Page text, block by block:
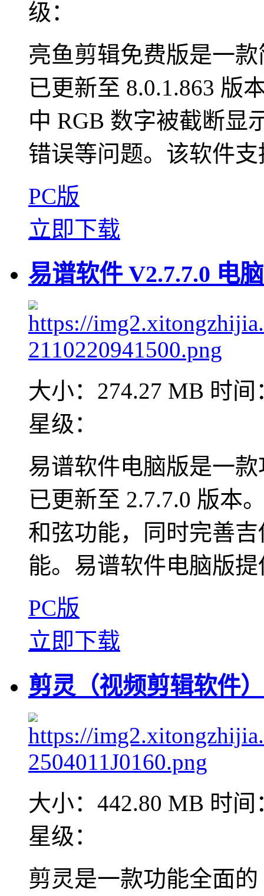
级：
亮鱼剪辑免费版是一
已更新至 8.0.1.863 版
中 RGB 数字被截断显
错误等问题。该软件
PC版
立即下载
易谱软件 V2.7.7.0 电
大小：274.27 MB 时间
星级：
易谱软件电脑版是一
已更新至 2.7.7.0 版本
和弦功能，同时完善
能。易谱软件电脑版
PC版
立即下载
剪灵（视频剪辑软件
大小：442.80 MB 时间
星级：
剪灵是一款功能全面